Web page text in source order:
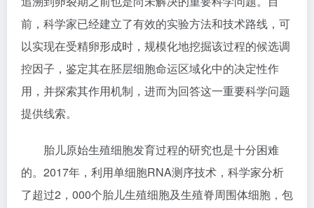
前，科学家已经建立了有效的实验方法和技术路线，可
以实现在受精卵形成时，规模化地挖掘该过程的候选调
控因子，鉴定其在胚层细胞命运区域化中的决定性作
用，并探索其作用机制，进而为回答这一重要科学问题
提供线索。
胎儿原始生殖细胞发育过程的研究也是十分困难
的。2017年，利用单细胞RNA测序技术，科学家分析
了超过2，000个胎儿生殖细胞及生殖脊周围体细胞，包